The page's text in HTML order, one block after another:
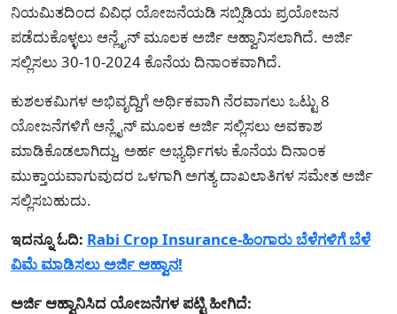
ನಿಯಮಿತದಿಂದ ವಿವಿಧ ಯೋಜನೆಯಡಿ ಸಬ್ಸಿಡಿಯ ಪ್ರಯೋಜನ
ಪಡೆದುಕೊಳ್ಳಲು ಆನ್ಲೈನ್ ಮೂಲಕ ಅರ್ಜಿ ಆಹ್ವಾನಿಸಲಾಗಿದೆ. ಅರ್ಜಿ
ಸಲ್ಲಿಸಲು 30-10-2024 ಕೊನೆಯ ದಿನಾಂಕವಾಗಿದೆ.
ಕುಶಲಕಮಿಗಳ ಅಭಿವೃದ್ದಿಗೆ ಅರ್ಥಿಕವಾಗಿ ನೆರವಾಗಲು ಒಟ್ಟು 8
ಯೋಜನೆಗಳಿಗೆ ಆನ್ಲೈನ್ ಮೂಲಕ ಅರ್ಜಿ ಸಲ್ಲಿಸಲು ಅವಕಾಶ
ಮಾಡಿಕೊಡಲಾಗಿದ್ದು, ಅರ್ಹ ಅಭ್ಯರ್ಥಿಗಳು ಕೊನೆಯ ದಿನಾಂಕ
ಮುಕ್ತಾಯವಾಗುವುದರ ಒಳಗಾಗಿ ಅಗತ್ಯ ದಾಖಲಾತಿಗಳ ಸಮೇತ ಅರ್ಜಿ
ಸಲ್ಲಿಸಬಹುದು.
ಇದನ್ನೂ ಓದಿ: Rabi Crop Insurance-ಹಿಂಗಾರು ಬೆಳೆಗಳಿಗೆ ಬೆಳೆ
ವಿಮೆ ಮಾಡಿಸಲು ಅರ್ಜಿ ಆಹ್ವಾನ!
ಅರ್ಜಿ ಆಹ್ವಾನಿಸಿದ ಯೋಜನೆಗಳ ಪಟ್ಟಿ ಹೀಗಿದೆ: